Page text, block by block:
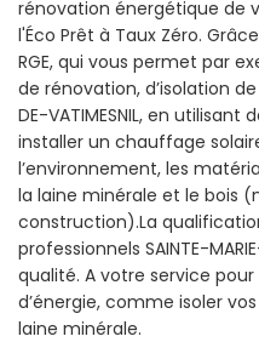
rénovation énergétique de
l'Éco Prêt à Taux Zéro.
RGE, qui vous permet par
de rénovation, d’isolation de
DE-VATIMESNIL, en
installer un chauffage
l’environnement, les
la laine minérale et le bois
construction).La
professionnels SAINTE-
qualité. A votre service
d’énergie, comme isoler
laine minérale.